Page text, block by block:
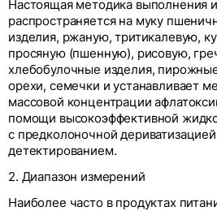
Настоящая методика выполнения
распространяется на муку
изделия, ржаную, тритикалевую,
просяную (пшенную), рисовую,
хлебобулочные изделия,
орехи, семечки и устанавливает
массовой концентрации
помощи высокоэффективной
с предколоночной
детектированием.
2. Диапазон измерений
Наиболее часто в продуктах